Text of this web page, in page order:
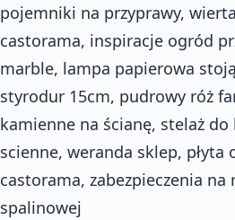
pojemniki na przyprawy,
castorama, inspiracje ogród
marble, lampa papierowa
styrodur 15cm, pudrowy róż
kamienne na ścianę, stelaż do
scienne, weranda sklep, płyta
castorama, zabezpieczenia
spalinowej